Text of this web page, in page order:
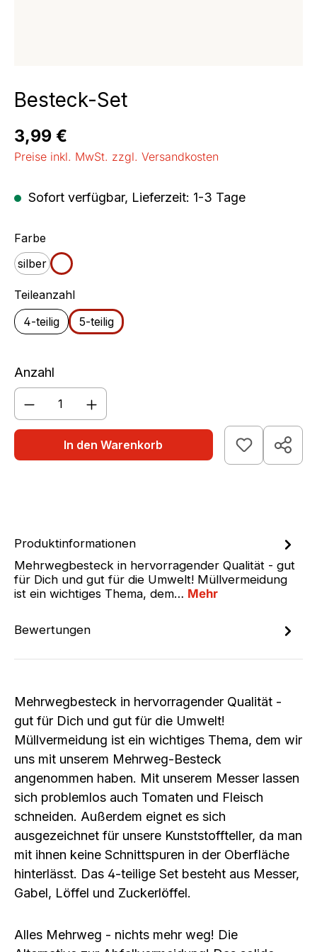
Besteck-Set
Regulärer Preis:
3,99 €
Preise inkl. MwSt. zzgl. Versandkosten
Sofort verfügbar, Lieferzeit: 1-3 Tage
Farbeauswählen
silber
weiß
Teileanzahlauswählen
4-teilig
5-teilig
Anzahl
Produkt Anzahl: Gib den gewünschten
In den Warenkorb
Produktinformationen
Mehrwegbesteck in hervorragender Qualität - gut
für Dich und gut für die Umwelt! Müllvermeidung
ist ein wichtiges Thema, dem… Mehr
Bewertungen
Mehrwegbesteck in hervorragender Qualität -
gut für Dich und gut für die Umwelt!
Müllvermeidung ist ein wichtiges Thema, dem wir
uns mit unserem Mehrweg-Besteck
angenommen haben. Mit unserem Messer lassen
sich problemlos auch Tomaten und Fleisch
schneiden. Außerdem eignet es sich
ausgezeichnet für unsere Kunststoffteller, da man
mit ihnen keine Schnittspuren in der Oberfläche
hinterlässt. Das 4-teilige Set besteht aus Messer,
Gabel, Löffel und Zuckerlöffel.
Alles Mehrweg - nichts mehr weg! Die